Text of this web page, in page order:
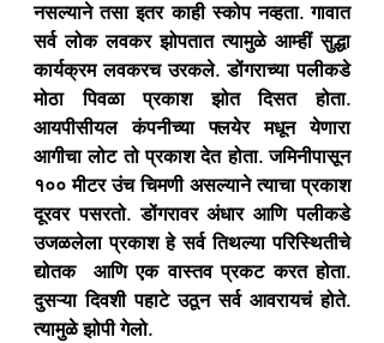
नसल्याने तसा इतर काही स्कोप नव्हता. गावात
सर्व लोक लवकर झोपतात त्यामुळे आम्हीं सुद्धा
कार्यक्रम लवकरच उरकले. डोंगराच्या पलीकडे
मोठा पिवळा प्रकाश झोत दिसत होता.
आयपीसीयल कंपनीच्या फ्लयेर मधून येणारा
आगीचा लोट तो प्रकाश देत होता. जमिनीपासून
१०० मीटर उंच चिमणी असल्याने त्याचा प्रकाश
दूरवर पसरतो. डोंगरावर अंधार आणि पलीकडे
उजळलेला प्रकाश हे सर्व तिथल्या परिस्थितीचे
द्योतक  आणि एक वास्तव प्रकट करत होता.
दुसऱ्या दिवशी पहाटे उठून सर्व आवरायचं होते.
त्यामुळे झोपी गेलो.